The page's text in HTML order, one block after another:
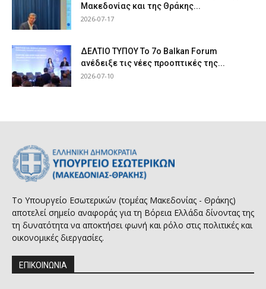
Μακεδονίας και της Θράκης...
2026-07-17
ΔΕΛΤΙΟ ΤΥΠΟΥ Το 7ο Balkan Forum
ανέδειξε τις νέες προοπτικές της...
2026-07-10
Το Υπουργείο Εσωτερικών (τομέας Μακεδονίας - Θράκης)
αποτελεί σημείο αναφοράς για τη Βόρεια Ελλάδα δίνοντας της
τη δυνατότητα να αποκτήσει φωνή και ρόλο στις πολιτικές και
οικονομικές διεργασίες.
ΕΠΙΚΟΙΝΩΝΙΑ